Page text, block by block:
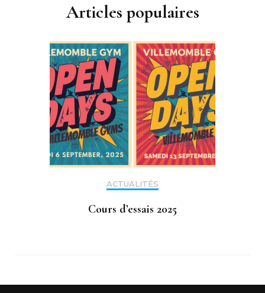
Articles populaires
ACTUALITÉS
Cours d’essais 2025